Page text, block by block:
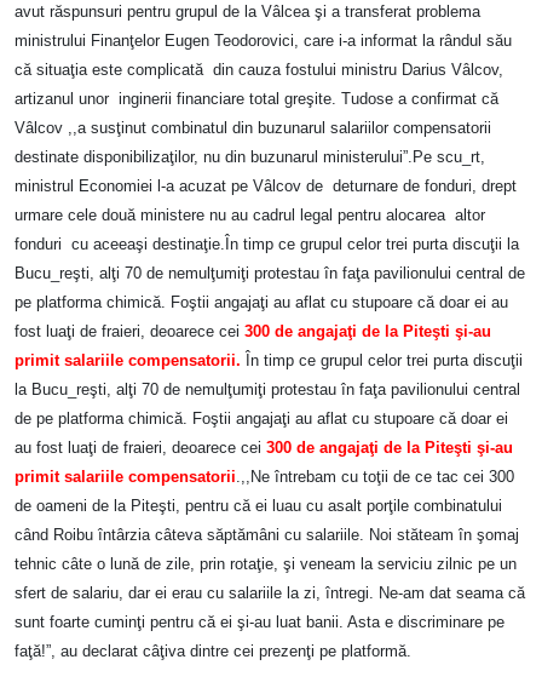
avut răspunsuri pentru grupul de la Vâlcea şi a transferat problema
ministrului Finanţelor Eugen Teodorovici, care i-a informat la rândul său
că situaţia este complicată din cauza fostului ministru Darius Vâlcov,
artizanul unor inginerii financiare total greşite. Tudose a confirmat că
Vâlcov ,,a susţinut combinatul din buzunarul salariilor compensatorii
destinate disponibilizaţilor, nu din buzunarul ministerului”.Pe scu_rt,
ministrul Economiei l-a acuzat pe Vâlcov de deturnare de fonduri, drept
urmare cele două ministere nu au cadrul legal pentru alocarea altor
fonduri cu aceeaşi destinaţie. În timp ce grupul celor trei purta discuţii la
Bucu_reşti, alţi 70 de nemulţumiţi protestau în faţa pavilionului central de
pe platforma chimică. Foştii angajaţi au aflat cu stupoare că doar ei au
fost luaţi de fraieri, deoarece cei 300 de angajaţi de la Piteşti şi-au
primit salariile compensatorii. În timp ce grupul celor trei purta discuţii
la Bucu_reşti, alţi 70 de nemulţumiţi protestau în faţa pavilionului central
de pe platforma chimică. Foştii angajaţi au aflat cu stupoare că doar ei
au fost luaţi de fraieri, deoarece cei 300 de angajaţi de la Piteşti şi-au
primit salariile compensatorii .,,Ne întrebam cu toţii de ce tac cei 300
de oameni de la Piteşti, pentru că ei luau cu asalt porţile combinatului
când Roibu întârzia câteva săptămâni cu salariile. Noi stăteam în şomaj
tehnic câte o lună de zile, prin rotaţie, şi veneam la serviciu zilnic pe un
sfert de salariu, dar ei erau cu salariile la zi, întregi. Ne-am dat seama că
sunt foarte cuminţi pentru că ei şi-au luat banii. Asta e discriminare pe
faţă!”, au declarat câţiva dintre cei prezenţi pe platformă.